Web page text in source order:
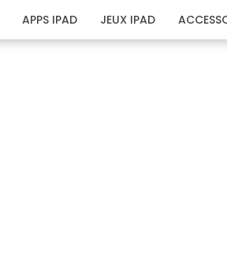
APPS IPAD JEUX IPAD